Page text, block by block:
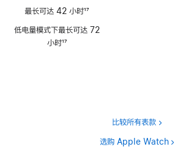
最长可达 42 小时17
低电量模式下最长可达 72
小时17
比较所有表款
选购 Apple Watch